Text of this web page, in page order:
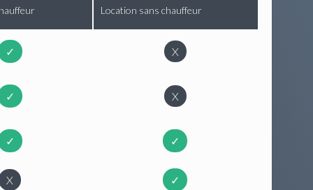
Location sans chauffeur
✓ X
✓ X
✓ ✓
X ✓